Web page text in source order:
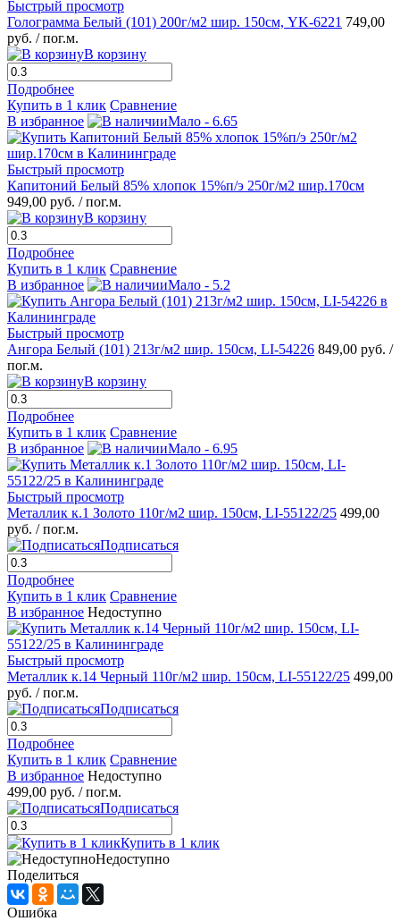
Быстрый просмотр
Голограмма Белый (101) 200г/м2 шир. 150см, YK-6221 749,00
руб. / пог.м.
В корзину
Подробнее
Купить в 1 клик Сравнение
В избранное
Мало - 6.65
Быстрый просмотр
Капитоний Белый 85% хлопок 15%п/э 250г/м2 шир.170см
949,00 руб. / пог.м.
В корзину
Подробнее
Купить в 1 клик Сравнение
В избранное
Мало - 5.2
Быстрый просмотр
Ангора Белый (101) 213г/м2 шир. 150см, LI-54226 849,00 руб. /
пог.м.
В корзину
Подробнее
Купить в 1 клик Сравнение
В избранное
Мало - 6.95
Быстрый просмотр
Металлик к.1 Золото 110г/м2 шир. 150см, LI-55122/25 499,00
руб. / пог.м.
Подписаться
Подробнее
Купить в 1 клик Сравнение
В избранное Недоступно
Быстрый просмотр
Металлик к.14 Черный 110г/м2 шир. 150см, LI-55122/25 499,00
руб. / пог.м.
Подписаться
Подробнее
Купить в 1 клик Сравнение
В избранное Недоступно
499,00 руб. / пог.м.
Подписаться
Купить в 1 клик
Недоступно
Поделиться
Ошибка